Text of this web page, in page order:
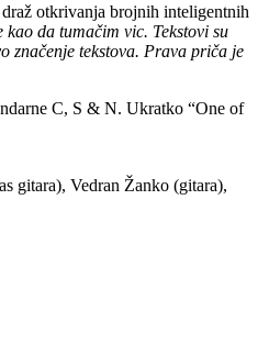
otkrivanja brojnih inteligentnih
da tumačim vic. Tekstovi su
značenje tekstova. Prava priča je
C, S & N. Ukratko “One of
gitara), Vedran Žanko (gitara),